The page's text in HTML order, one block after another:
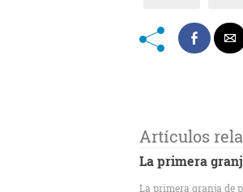
Artículos
La primera
La primera granja de